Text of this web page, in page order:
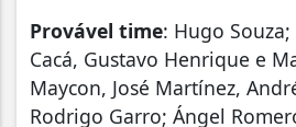
Provável time: Hugo
Cacá, Gustavo Henrique e
Maycon, José Martínez,
Rodrigo Garro; Ángel